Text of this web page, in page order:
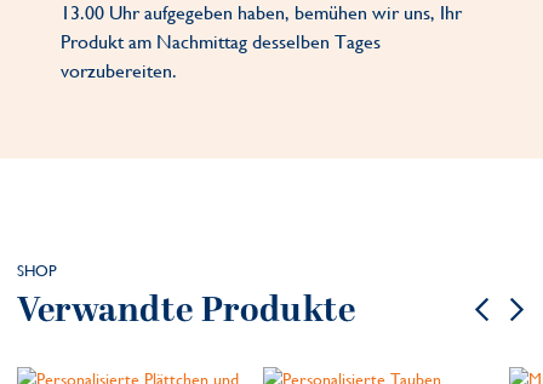
13.00 Uhr aufgegeben haben, bemühen wir uns, Ihr
Produkt am Nachmittag desselben Tages
vorzubereiten.
SHOP
Verwandte Produkte